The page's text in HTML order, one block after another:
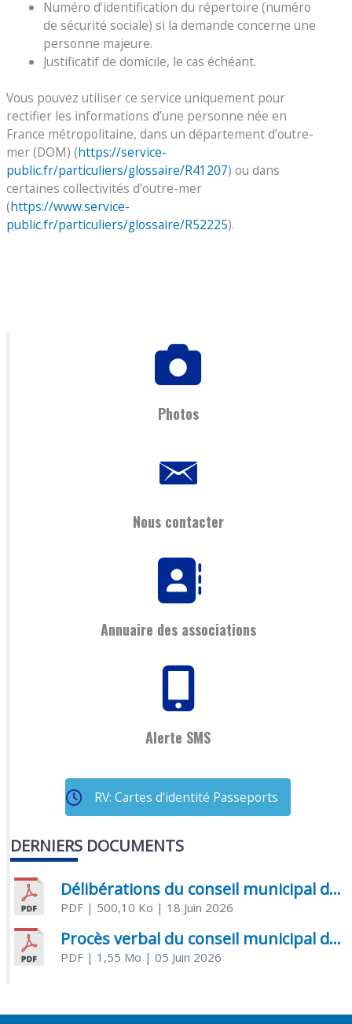
Numéro d’identification du répertoire (numéro
de sécurité sociale) si la demande concerne une
personne majeure.
Justificatif de domicile, le cas échéant.
Vous pouvez utiliser ce service uniquement pour
rectifier les informations d’une personne née en
France métropolitaine, dans un département d’outre-
mer (DOM) (https://service-
public.fr/particuliers/glossaire/R41207) ou dans
certaines collectivités d’outre-mer
(https://www.service-
public.fr/particuliers/glossaire/R52225).
Photos
Nous contacter
Annuaire des associations
Alerte SMS
RV: Cartes d'identité Passeports
DERNIERS DOCUMENTS
Délibérations du conseil municipal du 18 juin 2026
PDF| 500,10 Ko | 18 Juin 2026
Procès verbal du conseil municipal du 05 juin 2026
PDF| 1,55 Mo | 05 Juin 2026